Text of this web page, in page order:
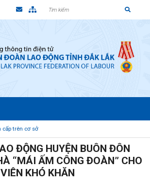
cấp trên cơ sở
ĐỘNG HUYỆN BUÔN ĐÔN
“MÁI ẤM CÔNG ĐOÀN” CHO
KHÓ KHĂN